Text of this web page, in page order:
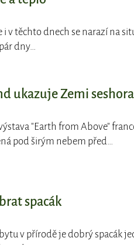
i v těchto dnech se narazí na
dny…
ukazuje Zemi seshora
"Earth from Above"
pod širým nebem před…
spacák
v přírodě je dobrý spacák